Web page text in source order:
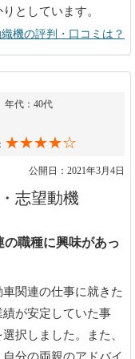
としています。
機の評判・口コミは？
年代：40代
★★★★☆
公開日：2021年3月4日
志望動機
職種に興味があっ
関連の仕事に就きた
が安定していた事
択しました。また、